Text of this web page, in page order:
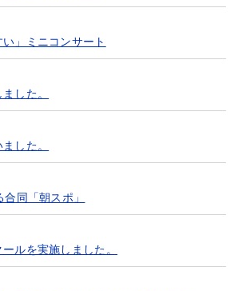
い」ミニコンサート
した。
した。
同「朝スポ」
ルを実施しました。